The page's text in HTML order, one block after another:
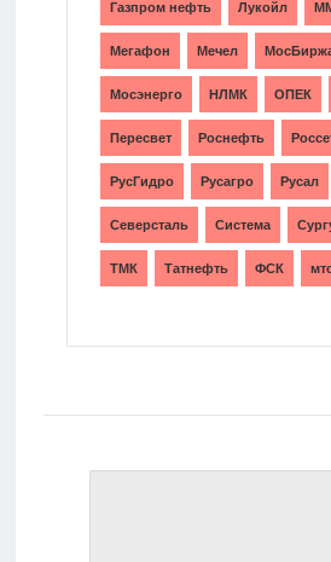
Газпром нефть Лукойл
Мегафон Мечел
Мосэнерго НЛМК ОПЕК
Пересвет Роснефть
РусГидро Русагро Русал
Северсталь Система
ТМК Татнефть ФСК